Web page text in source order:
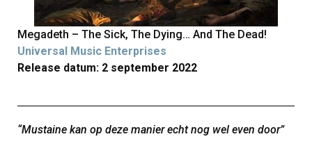
Megadeth – The Sick, The Dying… And The Dead!
Universal Music Enterprises
Release datum: 2 september 2022
“Mustaine kan op deze manier echt nog wel even door”